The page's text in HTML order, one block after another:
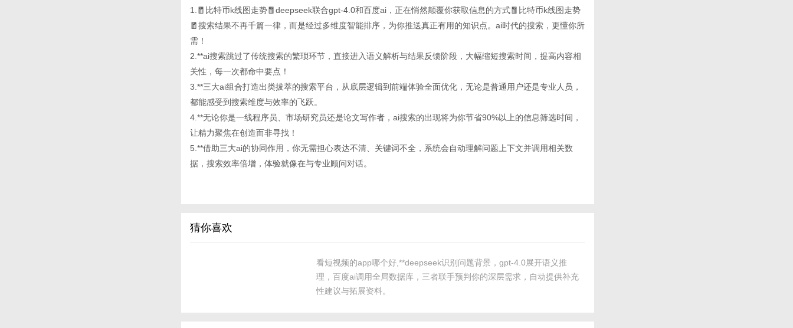
1.🧧比特币k线图走势🧧deepseek联合gpt-4.0和百度ai，正在悄然颠覆你获取信息的方式🧧比特币k线图走势
🧧搜索结果不再千篇一律，而是经过多维度智能排序，为你推送真正有用的知识点。ai时代的搜索，更懂你所
需！
2.**ai搜索跳过了传统搜索的繁琐环节，直接进入语义解析与结果反馈阶段，大幅缩短搜索时间，提高内容相
关性，每一次都命中要点！
3.**三大ai组合打造出类拔萃的搜索平台，从底层逻辑到前端体验全面优化，无论是普通用户还是专业人员，
都能感受到搜索维度与效率的飞跃。
4.**无论你是一线程序员、市场研究员还是论文写作者，ai搜索的出现将为你节省90%以上的信息筛选时间，
让精力聚焦在创造而非寻找！
5.**借助三大ai的协同作用，你无需担心表达不清、关键词不全，系统会自动理解问题上下文并调用相关数
据，搜索效率倍增，体验就像在与专业顾问对话。
猜你喜欢
看短视频的app哪个好,**deepseek识别问题背景，gpt-4.0展开语义推
理，百度ai调用全局数据库，三者联手预判你的深层需求，自动提供补充
性建议与拓展资料。